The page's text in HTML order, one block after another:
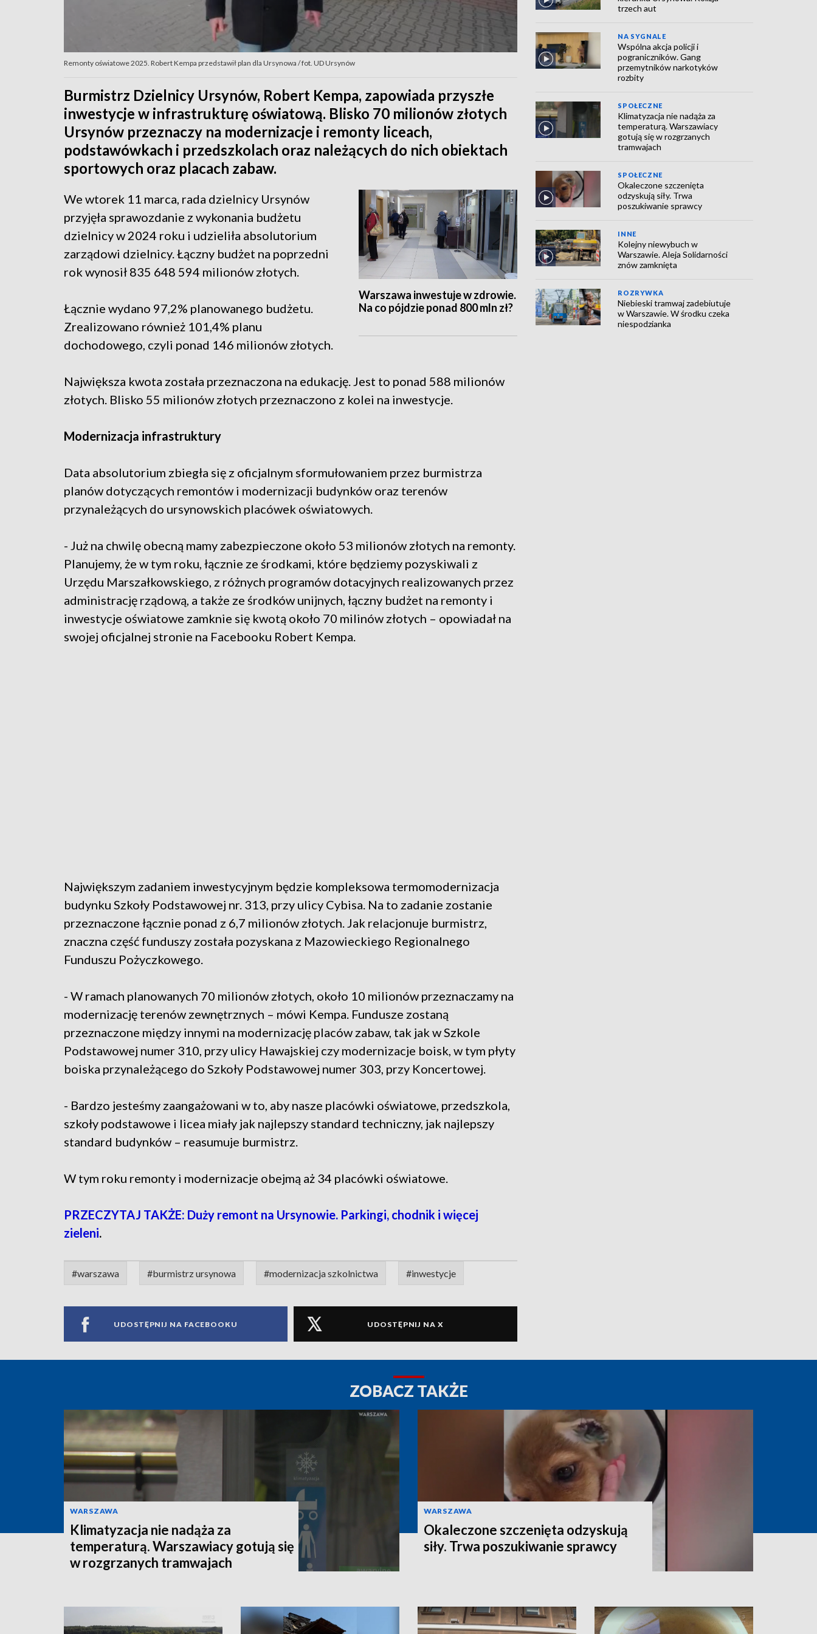
Remonty oświatowe 2025. Robert Kempa przedstawił plan dla Ursynowa / fot. UD Ursynów
Burmistrz Dzielnicy Ursynów, Robert Kempa, zapowiada przyszłe
inwestycje w infrastrukturę oświatową. Blisko 70 milionów złotych
Ursynów przeznaczy na modernizacje i remonty liceach,
podstawówkach i przedszkolach oraz należących do nich obiektach
sportowych oraz placach zabaw.
Warszawa inwestuje w zdrowie.
Na co pójdzie ponad 800 mln zł?
We wtorek 11 marca, rada dzielnicy Ursynów
przyjęła sprawozdanie z wykonania budżetu
dzielnicy w 2024 roku i udzieliła absolutorium
zarządowi dzielnicy. Łączny budżet na poprzedni
rok wynosił 835 648 594 milionów złotych.
Łącznie wydano 97,2% planowanego budżetu.
Zrealizowano również 101,4% planu
dochodowego, czyli ponad 146 milionów złotych.
Największa kwota została przeznaczona na edukację. Jest to ponad 588 milionów
złotych. Blisko 55 milionów złotych przeznaczono z kolei na inwestycje.
Modernizacja infrastruktury
Data absolutorium zbiegła się z oficjalnym sformułowaniem przez burmistrza
planów dotyczących remontów i modernizacji budynków oraz terenów
przynależących do ursynowskich placówek oświatowych.
- Już na chwilę obecną mamy zabezpieczone około 53 milionów złotych na remonty.
Planujemy, że w tym roku, łącznie ze środkami, które będziemy pozyskiwali z
Urzędu Marszałkowskiego, z różnych programów dotacyjnych realizowanych przez
administrację rządową, a także ze środków unijnych, łączny budżet na remonty i
inwestycje oświatowe zamknie się kwotą około 70 milinów złotych – opowiadał na
swojej oficjalnej stronie na Facebooku Robert Kempa.
Największym zadaniem inwestycyjnym będzie kompleksowa termomodernizacja
budynku Szkoły Podstawowej nr. 313, przy ulicy Cybisa. Na to zadanie zostanie
przeznaczone łącznie ponad z 6,7 milionów złotych. Jak relacjonuje burmistrz,
znaczna część funduszy została pozyskana z Mazowieckiego Regionalnego
Funduszu Pożyczkowego.
- W ramach planowanych 70 milionów złotych, około 10 milionów przeznaczamy na
modernizację terenów zewnętrznych – mówi Kempa. Fundusze zostaną
przeznaczone między innymi na modernizację placów zabaw, tak jak w Szkole
Podstawowej numer 310, przy ulicy Hawajskiej czy modernizacje boisk, w tym płyty
boiska przynależącego do Szkoły Podstawowej numer 303, przy Koncertowej.
- Bardzo jesteśmy zaangażowani w to, aby nasze placówki oświatowe, przedszkola,
szkoły podstawowe i licea miały jak najlepszy standard techniczny, jak najlepszy
standard budynków – reasumuje burmistrz.
W tym roku remonty i modernizacje obejmą aż 34 placówki oświatowe.
PRZECZYTAJ TAKŻE: Duży remont na Ursynowie. Parkingi, chodnik i więcej
zieleni.
#warszawa #burmistrz ursynowa #modernizacja szkolnictwa #inwestycje
UDOSTĘPNIJ NA FACEBOOKU UDOSTĘPNIJ NA X
trzech aut
NA SYGNALE
Wspólna akcja policji i
pograniczników. Gang
przemytników narkotyków
rozbity
SPOŁECZNE
Klimatyzacja nie nadąża za
temperaturą. Warszawiacy
gotują się w rozgrzanych
tramwajach
SPOŁECZNE
Okaleczone szczenięta
odzyskują siły. Trwa
poszukiwanie sprawcy
INNE
Kolejny niewybuch w
Warszawie. Aleja Solidarności
znów zamknięta
ROZRYWKA
Niebieski tramwaj zadebiutuje
w Warszawie. W środku czeka
niespodzianka
ZOBACZ TAKŻE
WARSZAWA
Klimatyzacja nie nadąża za
temperaturą. Warszawiacy gotują się
w rozgrzanych tramwajach
WARSZAWA
Okaleczone szczenięta odzyskują
siły. Trwa poszukiwanie sprawcy